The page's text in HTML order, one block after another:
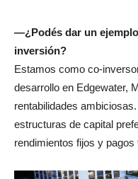
—¿Podés dar un
inversión?
Estamos como co-
desarrollo en Edgewater,
rentabilidades
estructuras de capital
rendimientos fijos y pagos